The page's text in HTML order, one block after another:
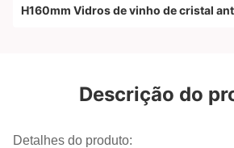
H160mm Vidros de vinho de cristal
Descrição do
Detalhes do produto: